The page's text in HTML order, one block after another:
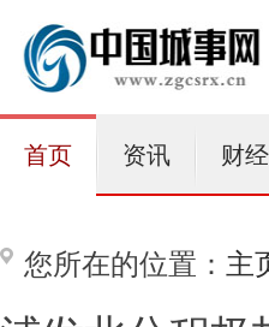
首页 资讯 财经
您所在的位置： 主